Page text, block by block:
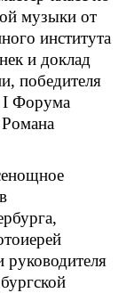
музыки от
института
и доклад
победителя
I Форума